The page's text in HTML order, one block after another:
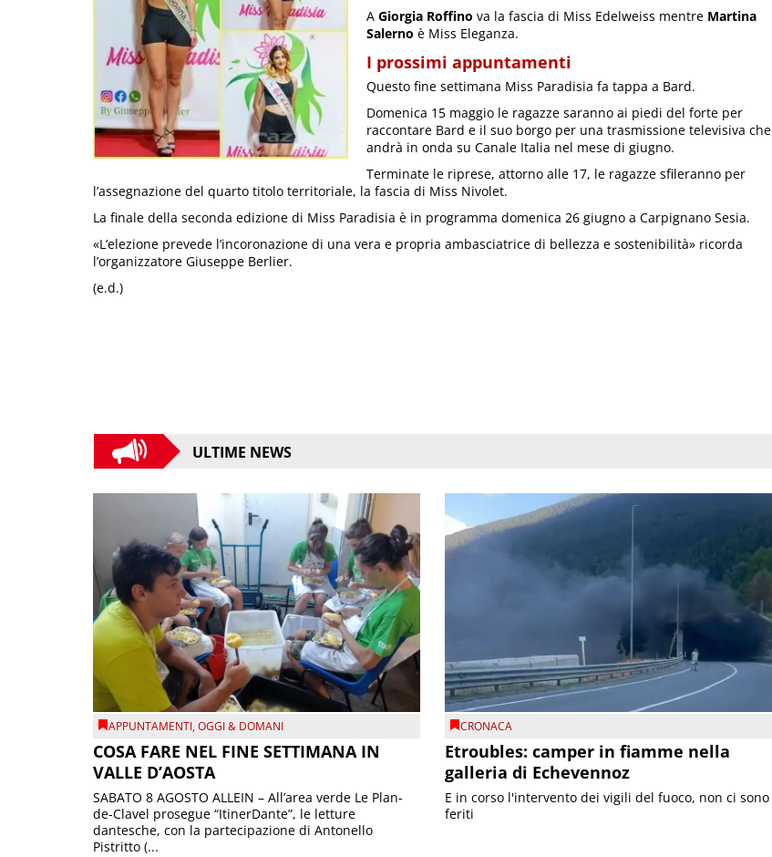
A Giorgia Roffino va la fascia di Miss Edelweiss mentre Martina
Salerno è Miss Eleganza.
I prossimi appuntamenti
Questo fine settimana Miss Paradisia fa tappa a Bard.
Domenica 15 maggio le ragazze saranno ai piedi del forte per
raccontare Bard e il suo borgo per una trasmissione televisiva che
andrà in onda su Canale Italia nel mese di giugno.
Terminate le riprese, attorno alle 17, le ragazze sfileranno per
l’assegnazione del quarto titolo territoriale, la fascia di Miss Nivolet.
La finale della seconda edizione di Miss Paradisia è in programma domenica 26 giugno a Carpignano Sesia.
«L’elezione prevede l’incoronazione di una vera e propria ambasciatrice di bellezza e sostenibilità» ricorda
l’organizzatore Giuseppe Berlier.
(e.d.)
ULTIME NEWS
APPUNTAMENTI,OGGI & DOMANI
COSA FARE NEL FINE SETTIMANA IN
VALLE D’AOSTA
SABATO 8 AGOSTO ALLEIN – All’area verde Le Plan-
de-Clavel prosegue “ItinerDante”, le letture
dantesche, con la partecipazione di Antonello
Pistritto (...
CRONACA
Etroubles: camper in fiamme nella
galleria di Echevennoz
E in corso l'intervento dei vigili del fuoco, non ci sono
feriti